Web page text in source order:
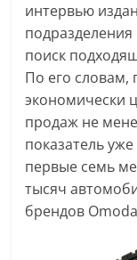
интервью
подразделения
поиск
По его словам,
экономически
продаж не
показатель
первые семь
тысяч
брендов